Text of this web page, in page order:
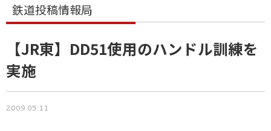
鉄道投稿情報局
【JR東】DD51使用のハンドル訓練を
実施
2009.05.11